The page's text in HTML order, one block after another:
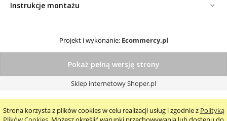
Strona korzysta z plików cookies w celu realizacji usług i zgodnie z Polityką
Instrukcje montażu
Projekt i wykonanie: Ecommercy.pl
Pokaż pełną wersję strony
Sklep internetowy Shoper.pl